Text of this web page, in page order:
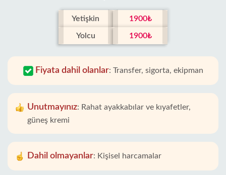
Yetişkin 1900₺
Yolcu 1900₺
Fiyata dahil olanlar: Transfer, sigorta, ekipman
Unutmayınız: Rahat ayakkabılar ve kıyafetler,
güneş kremi
Dahil olmayanlar: Kişisel harcamalar